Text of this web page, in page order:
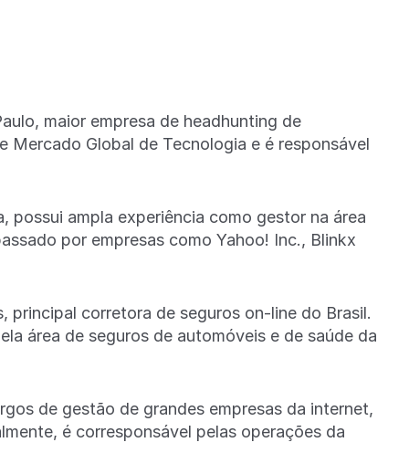
maior empresa de headhunting de
Mercado Global de Tecnologia e é responsável
possui ampla experiência como gestor na área
por empresas como Yahoo! Inc., Blinkx
corretora de seguros on-line do Brasil.
área de seguros de automóveis e de saúde da
de gestão de grandes empresas da internet,
é corresponsável pelas operações da